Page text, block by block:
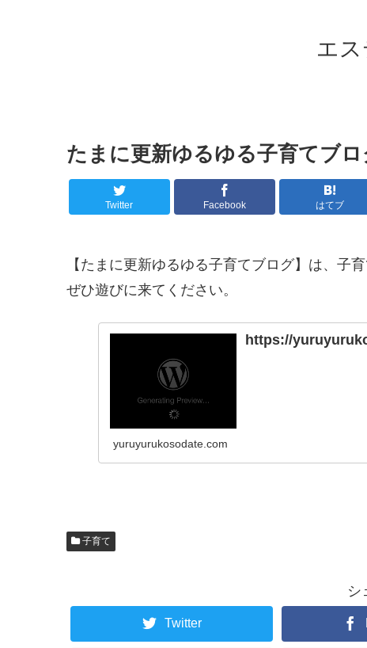
エ
たまに更新ゆるゆる子育てブ
Twitter Facebook はてブ
【たまに更新ゆるゆる子育てブログ】は、子
ぜひ遊びに来てください。
https://
yuruyurukosodate.com
子育て
シ
Twitter